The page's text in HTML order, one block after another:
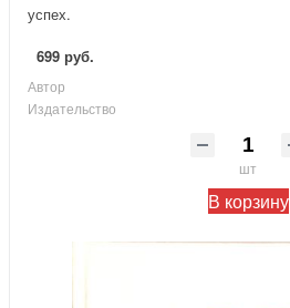
успех.
699 руб.
Автор
Издательство
шт
В корзину